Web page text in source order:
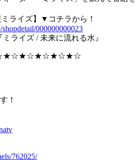
ミライズ】▼コチラから！
000000000023
ミライズ / 未来に流れる水』
！
762025/